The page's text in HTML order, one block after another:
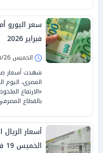
فبراير 2026
الخميس 26/فبراير/2026 - 11:30 ص
شهدت أسعار
«الارتفاع
بالقطاع
أسعار
الخميس 19 فبراير 2026